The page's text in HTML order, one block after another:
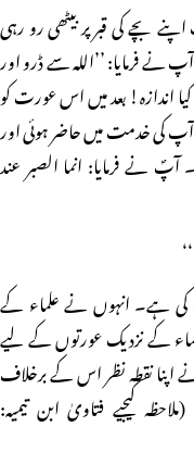
کی قبر پر بیٹھی رو رہی
’’اللہ سے ڈرو اور
اندازہ! بعد میں اس عورت کو
آپ کی خدمت میں حاضر ہوئی اور
نے فرمایا: انما الصبر عند
ہے۔ انہوں نے علماء کے
کے نزدیک عورتوں کے لیے
اپنا نقطہ نظر اس کے برخلاف
کیجیے فتاویٰ ابن تیمیہ: